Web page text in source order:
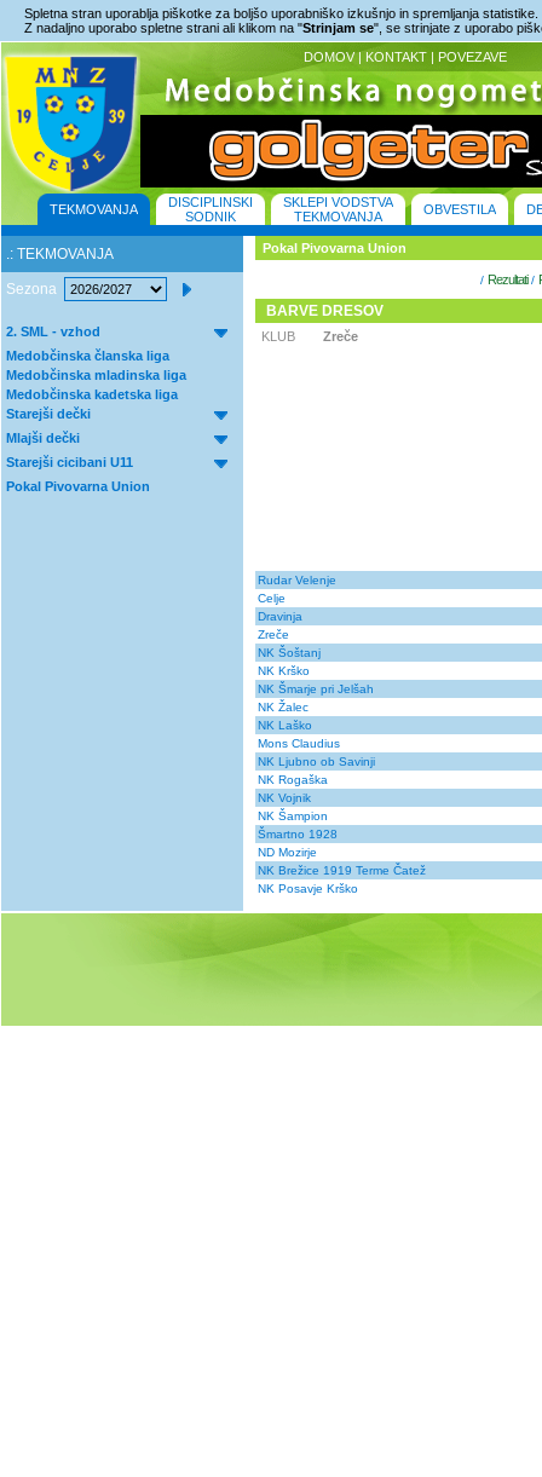
Spletna stran uporablja piškotke za boljšo uporabniško izkušnjo in spremljanja statistike.
Z nadaljno uporabo spletne strani ali klikom na "Strinjam se", se strinjate z uporabo
DOMOV | KONTAKT | POVEZAVE
TEKMOVANJA
DISCIPLINSKI
SODNIK
SKLEPI VODSTVA
TEKMOVANJA
OBVESTILA
.: TEKMOVANJA
Sezona
2. SML - vzhod
Medobčinska članska liga
Medobčinska mladinska liga
Medobčinska kadetska liga
Starejši dečki
Mlajši dečki
Starejši cicibani U11
Pokal Pivovarna Union
Pokal Pivovarna Union
/ Rezultati/
BARVE DRESOV
KLUB Zreče
Rudar Velenje
Celje
Dravinja
Zreče
NK Šoštanj
NK Krško
NK Šmarje pri Jelšah
NK Žalec
NK Laško
Mons Claudius
NK Ljubno ob Savinji
NK Rogaška
NK Vojnik
NK Šampion
Šmartno 1928
ND Mozirje
NK Brežice 1919 Terme Čatež
NK Posavje Krško